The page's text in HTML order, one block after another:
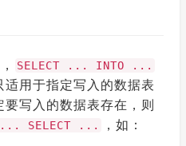
SELECT ... INTO ...
用于指定写入的数据表
写入的数据表存在，则
... SELECT ... ，如：